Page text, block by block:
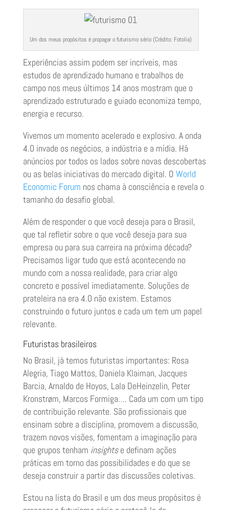
Um dos meus propósitos é propagar o futurismo sério (Crédito: Fotolia)
Experiências assim podem ser incríveis, mas
estudos de aprendizado humano e trabalhos de
campo nos meus últimos 14 anos mostram que o
aprendizado estruturado e guiado economiza tempo,
energia e recurso.
Vivemos um momento acelerado e explosivo. A onda
4.0 invade os negócios, a indústria e a mídia. Há
anúncios por todos os lados sobre novas descobertas
ou as belas iniciativas do mercado digital. O World
Economic Forum nos chama à consciência e revela o
tamanho do desafio global.
Além de responder o que você deseja para o Brasil,
que tal refletir sobre o que você deseja para sua
empresa ou para sua carreira na próxima década?
Precisamos ligar tudo que está acontecendo no
mundo com a nossa realidade, para criar algo
concreto e possível imediatamente. Soluções de
prateleira na era 4.0 não existem. Estamos
construindo o futuro juntos e cada um tem um papel
relevante.
Futuristas brasileiros
No Brasil, já temos futuristas importantes: Rosa
Alegria, Tiago Mattos, Daniela Klaiman, Jacques
Barcia, Arnaldo de Hoyos, Lala DeHeinzelin, Peter
Kronstrøm, Marcos Formiga…. Cada um com um tipo
de contribuição relevante. São profissionais que
ensinam sobre a disciplina, promovem a discussão,
trazem novos visões, fomentam a imaginação para
que grupos tenham insightse definam ações
práticas em torno das possibilidades e do que se
deseja construir a partir das discussões coletivas.
Estou na lista do Brasil e um dos meus propósitos é